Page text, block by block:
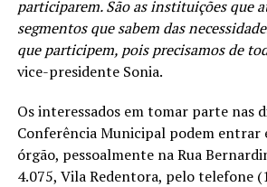
participarem. São as instituições que
segmentos que sabem das
que participem, pois precisamos de
vice-presidente Sonia.
Os interessados em tomar parte nas
Conferência Municipal podem entrar
órgão, pessoalmente na Rua
4.075, Vila Redentora, pelo telefone